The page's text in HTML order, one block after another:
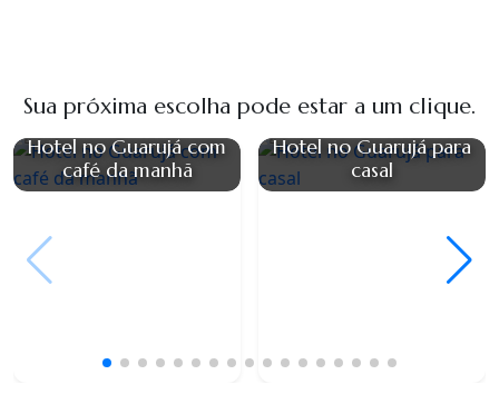
Sua próxima escolha pode estar a um clique.
Hotel no Guarujá com
café da manhã
Hotel no Guarujá para
casal